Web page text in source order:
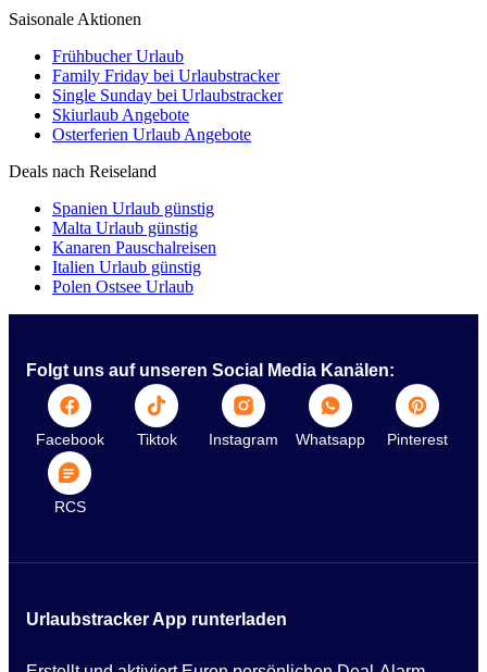
Saisonale Aktionen
Frühbucher Urlaub
Family Friday bei Urlaubstracker
Single Sunday bei Urlaubstracker
Skiurlaub Angebote
Osterferien Urlaub Angebote
Deals nach Reiseland
Spanien Urlaub günstig
Malta Urlaub günstig
Kanaren Pauschalreisen
Italien Urlaub günstig
Polen Ostsee Urlaub